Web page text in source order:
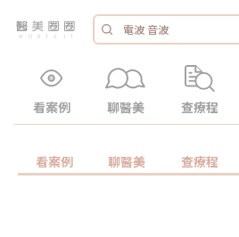
看案例 聊醫美 查療程
看案例 聊醫美 查療程